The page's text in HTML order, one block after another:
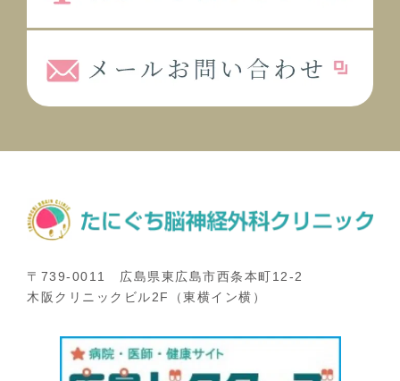
〒739-0011 広島県東広島市西条本町12-2
木阪クリニックビル2F（東横イン横）